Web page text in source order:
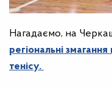
Нагадаємо, на
регіональні
тенісу.